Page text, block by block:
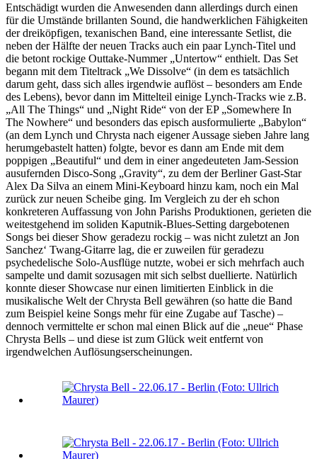
Entschädigt wurden die Anwesenden dann allerdings durch einen
für die Umstände brillanten Sound, die handwerklichen Fähigkeiten
der dreiköpfigen, texanischen Band, eine interessante Setlist, die
neben der Hälfte der neuen Tracks auch ein paar Lynch-Titel und
die betont rockige Outtake-Nummer „Untertow“ enthielt. Das Set
begann mit dem Titeltrack „We Dissolve“ (in dem es tatsächlich
darum geht, dass sich alles irgendwie auflöst – besonders am Ende
des Lebens), bevor dann im Mittelteil einige Lynch-Tracks wie z.B.
„All The Things“ und „Night Ride“ von der EP „Somewhere In
The Nowhere“ und besonders das episch ausformulierte „Babylon“
(an dem Lynch und Chrysta nach eigener Aussage sieben Jahre lang
herumgebastelt hatten) folgte, bevor es dann am Ende mit dem
poppigen „Beautiful“ und dem in einer angedeuteten Jam-Session
ausufernden Disco-Song „Gravity“, zu dem der Berliner Gast-Star
Alex Da Silva an einem Mini-Keyboard hinzu kam, noch ein Mal
zurück zur neuen Scheibe ging. Im Vergleich zu der eh schon
konkreteren Auffassung von John Parishs Produktionen, gerieten die
weitestgehend im soliden Kaputnik-Blues-Setting dargebotenen
Songs bei dieser Show geradezu rockig – was nicht zuletzt an Jon
Sanchez‘ Twang-Gitarre lag, die er zuweilen für geradezu
psychedelische Solo-Ausflüge nutzte, wobei er sich mehrfach auch
sampelte und damit sozusagen mit sich selbst duellierte. Natürlich
konnte dieser Showcase nur einen limitierten Einblick in die
musikalische Welt der Chrysta Bell gewähren (so hatte die Band
zum Beispiel keine Songs mehr für eine Zugabe auf Tasche) –
dennoch vermittelte er schon mal einen Blick auf die „neue“ Phase
Chrysta Bells – und diese ist zum Glück weit entfernt von
irgendwelchen Auflösungserscheinungen.